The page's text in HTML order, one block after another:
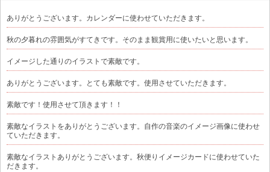
ありがとうございます。カレンダーに使わせていただきます。
秋の夕暮れの雰囲気がすてきです。そのまま観賞用に使いたいと思います。
イメージした通りのイラストで素敵です。
ありがとうございます。とても素敵です。使用させていただきます。
素敵です！使用させて頂きます！！
素敵なイラストをありがとうございます。自作の音楽のイメージ画像に使わせ
ていただきます。
素敵なイラストありがとうございます。秋便りイメージカードに使わせていた
だきます。